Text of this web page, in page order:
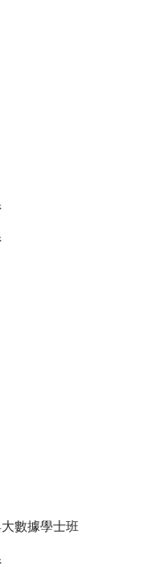
數據學士班